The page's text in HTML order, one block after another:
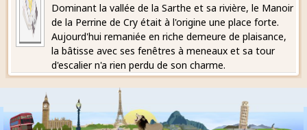
Dominant la vallée de la Sarthe et sa rivière, le Manoir
de la Perrine de Cry était à l'origine une place forte.
Aujourd'hui remaniée en riche demeure de plaisance,
la bâtisse avec ses fenêtres à meneaux et sa tour
d'escalier n'a rien perdu de son charme.